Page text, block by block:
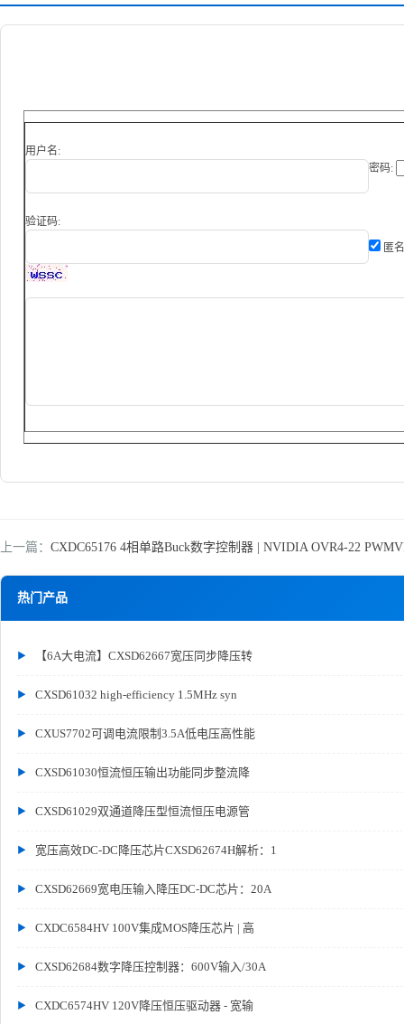
热门产品
【6A大电流】CXSD62667宽压同步降压转
CXSD61032 high-efficiency 1.5MHz syn
CXUS7702可调电流限制3.5A低电压高性能
CXSD61030恒流恒压输出功能同步整流降
CXSD61029双通道降压型恒流恒压电源管
宽压高效DC-DC降压芯片CXSD62674H解析：1
CXSD62669宽电压输入降压DC-DC芯片：20A
CXDC6584HV 100V集成MOS降压芯片 | 高
CXSD62684数字降压控制器：600V输入/30A
CXDC6574HV 120V降压恒压驱动器 - 宽输
用户名:
密码:
验证码:
匿
上一篇： CXDC65176 4相单路Buck数字控制器 | NVIDIA OVR4-22